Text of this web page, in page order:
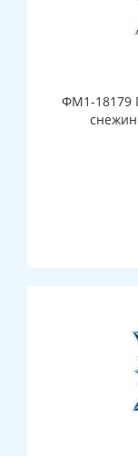
ФМ1-18179